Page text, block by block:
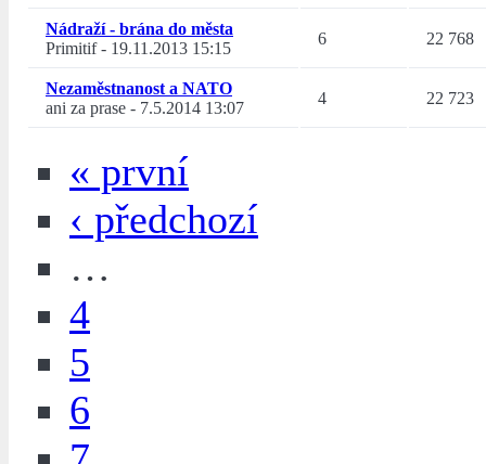
Nádraží - brána do města
Primitif- 19.11.2013 15:15
6 22 768
Nezaměstnanost a NATO
ani za prase - 7.5.2014 13:07
4 22 723
« první
‹ předchozí
…
4
5
6